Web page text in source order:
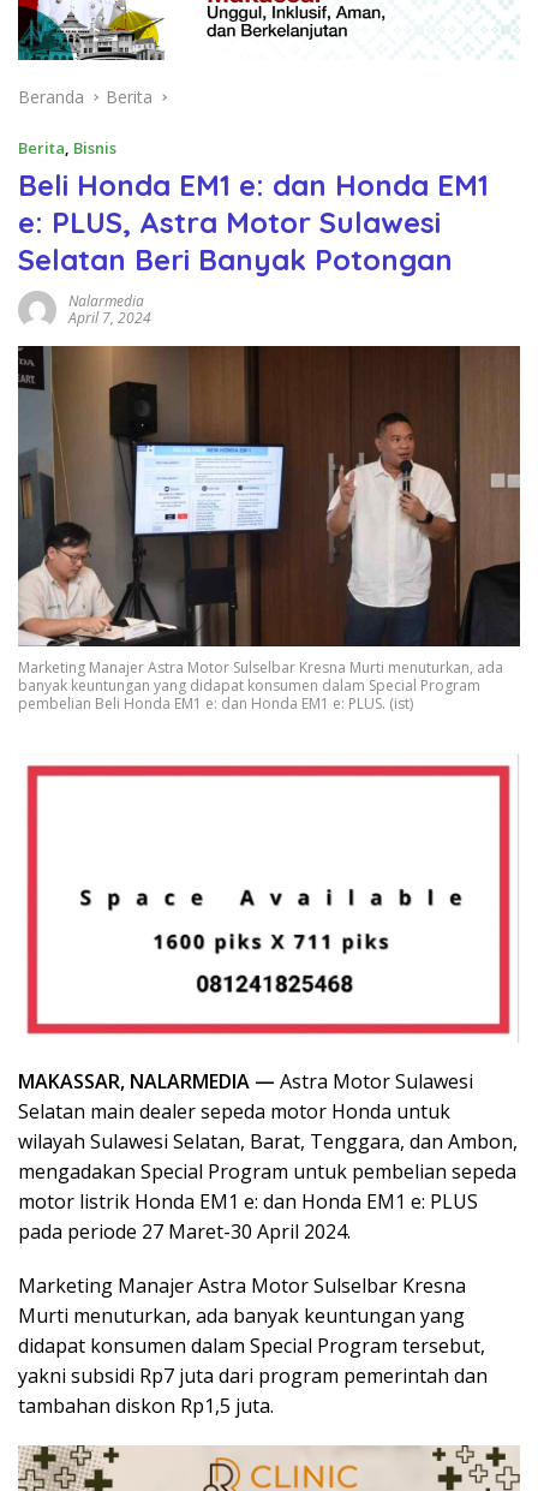
Beranda Berita
Berita, Bisnis
Beli Honda EM1 e: dan Honda EM1
e: PLUS, Astra Motor Sulawesi
Selatan Beri Banyak Potongan
Nalarmedia
April 7, 2024
Marketing Manajer Astra Motor Sulselbar Kresna Murti menuturkan, ada
banyak keuntungan yang didapat konsumen dalam Special Program
pembelian Beli Honda EM1 e: dan Honda EM1 e: PLUS. (ist)
MAKASSAR, NALARMEDIA — Astra Motor Sulawesi
Selatan main dealer sepeda motor Honda untuk
wilayah Sulawesi Selatan, Barat, Tenggara, dan Ambon,
mengadakan Special Program untuk pembelian sepeda
motor listrik Honda EM1 e: dan Honda EM1 e: PLUS
pada periode 27 Maret-30 April 2024.
Marketing Manajer Astra Motor Sulselbar Kresna
Murti menuturkan, ada banyak keuntungan yang
didapat konsumen dalam Special Program tersebut,
yakni subsidi Rp7 juta dari program pemerintah dan
tambahan diskon Rp1,5 juta.